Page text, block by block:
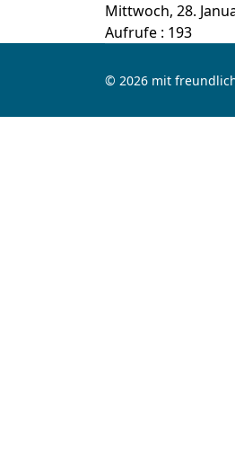
Mittwoch, 28.
Aufrufe : 193
© 2026 mit